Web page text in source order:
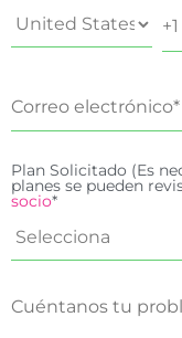
Plan Solicitado (Es
planes se pueden
socio*